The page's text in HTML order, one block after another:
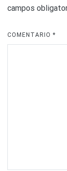
campos
COMENTARIO *